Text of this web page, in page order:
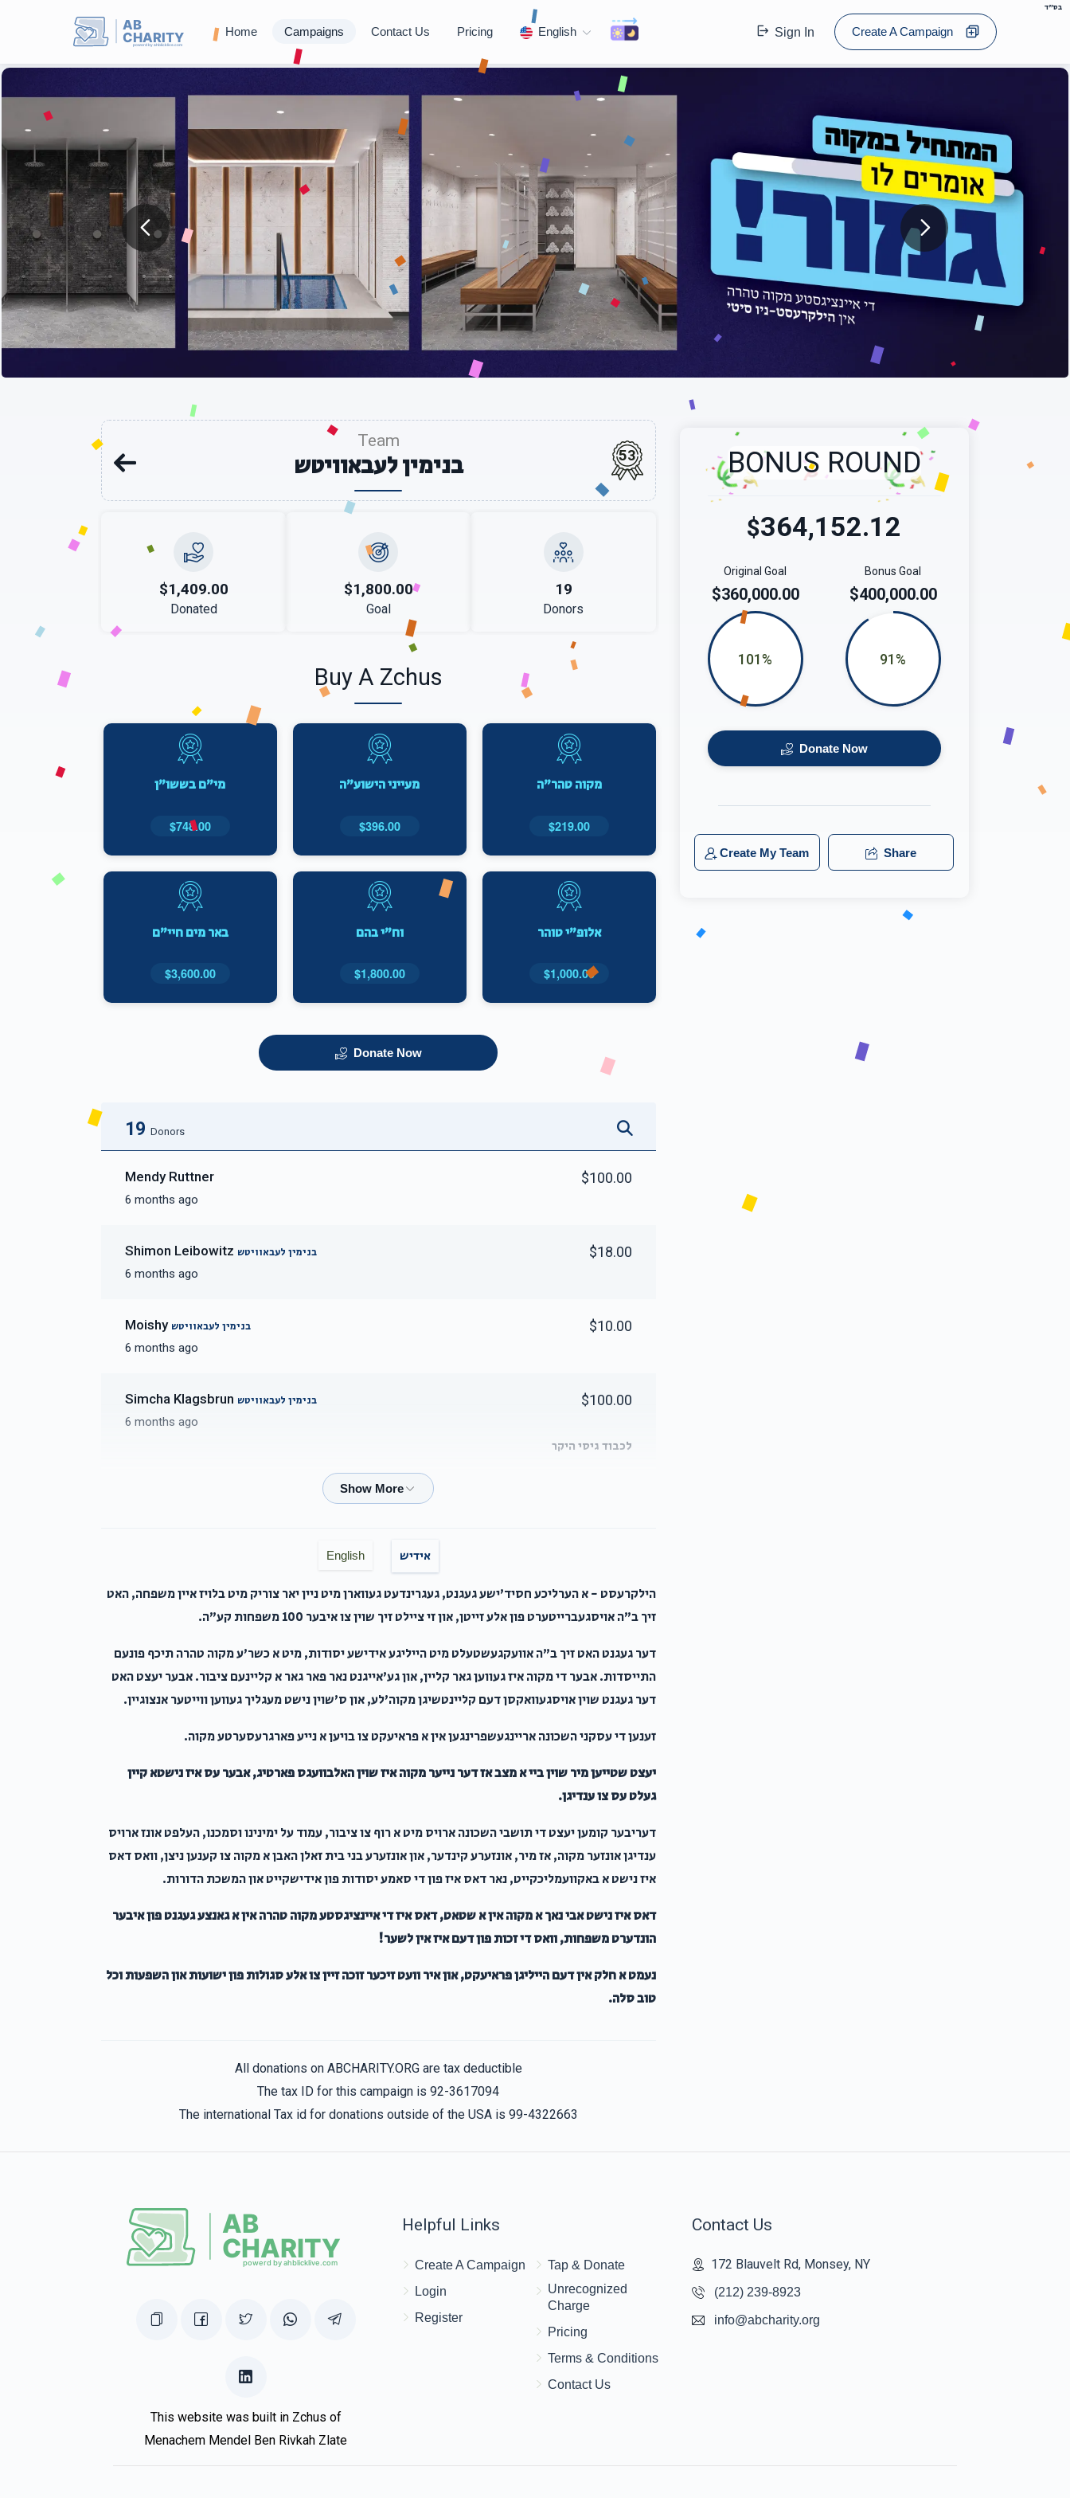
בס"ד
AB
CHARITY
powerd by ahblicklive.com
Home Campaigns Contact Us Pricing English Sign In Create A Campaign
Team
בנימין לעבאוויטש 53
$1,409.00
Donated
$1,800.00
Goal
19
Donors
Buy A Zchus
מקוה טהר"ה
$219.00
מעייני הישוע"ה
$396.00
מי"ם בששו"ן
$748.00
אלופ"י טוהר
$1,000.00
וח"י בהם
$1,800.00
באר מים חיי"ם
$3,600.00
Donate Now
19 Donors
Mendy Ruttner
6 months ago
$100.00
Shimon Leibowitz בנימין לעבאוויטש
6 months ago
$18.00
Moishy בנימין לעבאוויטש
6 months ago
$10.00
Simcha Klagsbrun בנימין לעבאוויטש
6 months ago
$100.00
לכבוד גיסי היקר
Anonymousבנימין לעבאוויטש $396.00
יוסף שפיטצערבנימין לעבאוויטש $100.00
אליעזר פארקאשהרב לוי יצחק ראטטענבערג, הרב פינחס שלום ראטטענבערג, בנימין לעבאוויטש,
זושא מיללער, משולם זלמן לעווינשטיין, שלמה כ"ץ, זאב מארך
$100.00
English אידיש
הילקרעסט - א הערליכע חסיד'ישע געגנט, געגרינדעט געווארן מיט ניין יאר צוריק מיט בלויז איין משפחה, האט
זיך ב"ה אויסגעברייטערט פון אלע זייטן, און זי ציילט זיך שוין צו איבער 100 משפחות קע"ה.
דער געגנט האט זיך ב"ה אוועקגעשטעלט מיט הייליגע אידישע יסודות, מיט א כשר'ע מקוה טהרה תיכף פונעם
התייסדות. אבער די מקוה איז געווען גאר קליין, און גע'אייגנט נאר פאר גאר א קליינעם ציבור. אבער יעצט האט
דער געגנט שוין אויסגעוואקסן דעם קליינטשיגן מקוה'לע, און ס'שוין נישט מעגליך געווען ווייטער אנצוגיין.
זענען די עסקני השכונה אריינגעשפרינגען אין א פראיעקט צו בויען א נייע פארגרעסערטע מקוה.
יעצט שטייען מיר שוין ביי א מצב אז דער נייער מקוה איז שוין האלבוועגס פארטיג, אבער עס איז נישטא קיין
געלט עס צו ענדיגן.
דעריבער קומען יעצט די תושבי השכונה ארויס מיט א רוף צו ציבור, עמוד על ימינינו וסמכנו, העלפט אונז ארויס
ענדיגן אונזער מקוה, אז מיר, אונזערע קינדער, און אונזערע בני בית זאלן האבן א מקוה צו קענען ניצן, וואס דאס
איז נישט א באקוועמליכקייט, נאר דאס איז פון די סאמע יסודות פון אידישקייט און המשכת הדורות.
דאס איז נישט אבי נאך א מקוה אין א שטאט, דאס איז די איינציגסטע מקוה טהרה אין א גאנצע געגנט פון איבער
הונדערט משפחות, וואס די זכות פון דעם איז אין לשער!
נעמט א חלק אין דעם הייליגן פראיעקט, און איר וועט זיכער זוכה זיין צו אלע סגולות פון ישועות און השפעות וכל
טוב סלה.
All donations on ABCHARITY.ORG are tax deductible
The tax ID for this campaign is 92-3617094
The international Tax id for donations outside of the USA is 99-4322663
BONUS ROUND
$364,152.12
Bonus Goal
$400,000.00
91%
Original Goal
$360,000.00
101%
Donate Now
Create My Team Share
This website was built in Zchus of
Menachem Mendel Ben Rivkah Zlate
Helpful Links
Create A Campaign
Login
Register
Tap & Donate
Unrecognized
Charge
Pricing
Terms & Conditions
Contact Us
Contact Us
172 Blauvelt Rd, Monsey, NY
(212) 239-8923
info@abcharity.org